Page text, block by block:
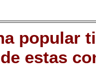
popular
estas